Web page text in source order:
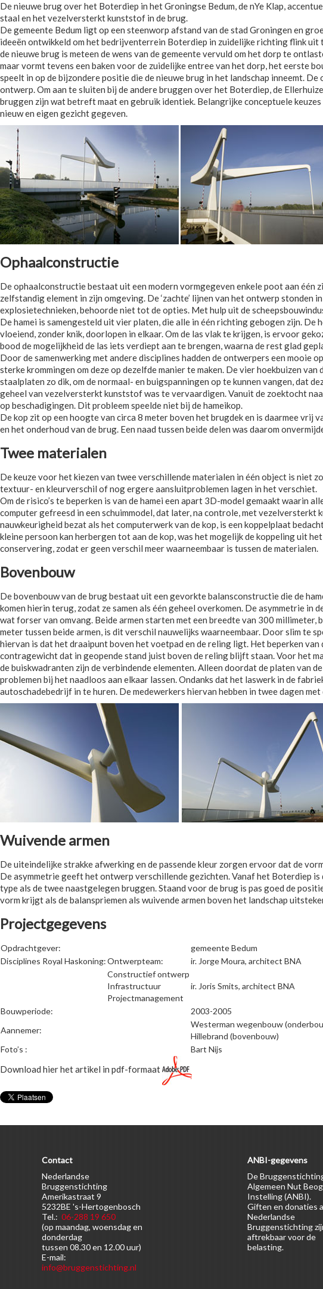
De nieuwe brug over het Boterdiep in het Groningse Bedum, de nYe Klap,
staal en het vezelversterkt kunststof in de brug.
De gemeente Bedum ligt op een steenworp afstand van de stad Groningen en
ideeën ontwikkeld om het bedrijventerrein Boterdiep in zuidelijke richting flink uit
de nieuwe brug is meteen de wens van de gemeente vervuld om het dorp te
maar vormt tevens een baken voor de zuidelijke entree van het dorp, het eerste
speelt in op de bijzondere positie die de nieuwe brug in het landschap inneemt.
ontwerp. Om aan te sluiten bij de andere bruggen over het Boterdiep, de
bruggen zijn wat betreft maat en gebruik identiek. Belangrijke conceptuele
nieuw en eigen gezicht gegeven.
Ophaalconstructie
De ophaalconstructie bestaat uit een modern vormgegeven enkele poot aan
zelfstandig element in zijn omgeving. De ‘zachte’ lijnen van het ontwerp
explosietechnieken, behoorde niet tot de opties. Met hulp uit de
De hamei is samengesteld uit vier platen, die alle in één richting gebogen zijn.
vloeiend, zonder knik, doorlopen in elkaar. Om de las vlak te krijgen, is ervoor
bood de mogelijkheid de las iets verdiept aan te brengen, waarna de rest glad
Door de samenwerking met andere disciplines hadden de ontwerpers een mooie
sterke krommingen om deze op dezelfde manier te maken. De vier hoekbuizen
staalplaten zo dik, om de normaal- en buigspanningen op te kunnen vangen, dat
geheel van vezelversterkt kunststof was te vervaardigen. Vanuit de zoektocht
op beschadigingen. Dit probleem speelde niet bij de hameikop.
De kop zit op een hoogte van circa 8 meter boven het brugdek en is daarmee vrij
en het onderhoud van de brug. Een naad tussen beide delen was daarom
Twee materialen
De keuze voor het kiezen van twee verschillende materialen in één object is niet
textuur- en kleurverschil of nog ergere aansluitproblemen lagen in het verschiet.
Om de risico’s te beperken is van de hamei een apart 3D-model gemaakt waarin
computer gefreesd in een schuimmodel, dat later, na controle, met
nauwkeurigheid bezat als het computerwerk van de kop, is een koppelplaat
kleine persoon kan herbergen tot aan de kop, was het mogelijk de koppeling uit
conservering, zodat er geen verschil meer waarneembaar is tussen de materialen.
Bovenbouw
De bovenbouw van de brug bestaat uit een gevorkte balansconstructie die de
komen hierin terug, zodat ze samen als één geheel overkomen. De asymmetrie
wat forser van omvang. Beide armen starten met een breedte van 300
meter tussen beide armen, is dit verschil nauwelijks waarneembaar. Door slim
hiervan is dat het draaipunt boven het voetpad en de reling ligt. Het beperken
contragewicht dat in geopende stand juist boven de reling blijft staan. Voor het
de buiskwadranten zijn de verbindende elementen. Alleen doordat de platen van
problemen bij het naadloos aan elkaar lassen. Ondanks dat het laswerk in de
autoschadebedrijf in te huren. De medewerkers hiervan hebben in twee dagen
Wuivende armen
De uiteindelijke strakke afwerking en de passende kleur zorgen ervoor dat de
De asymmetrie geeft het ontwerp verschillende gezichten. Vanaf het Boterdiep is
type als de twee naastgelegen bruggen. Staand voor de brug is pas goed de
vorm krijgt als de balanspriemen als wuivende armen boven het landschap
Projectgegevens
Opdrachtgever:
gemeente Bedum
Disciplines Royal Haskoning:Ontwerpteam:
ir. Jorge Moura, architect BNA
Constructief ontwerp
Infrastructuur
Projectmanagement
ir. Joris Smits, architect BNA
Bouwperiode:
2003-2005
Aannemer:
Westerman wegenbouw
Hillebrand (bovenbouw)
Foto’s :
Bart Nijs
Download hier het artikel in pdf-formaat
Contact
Nederlandse
Bruggenstichting
Amerikastraat 9
5232BE 's-Hertogenbosch
Tel.: 06-288 19 650
(op maandag, woensdag en
donderdag
tussen 08.30 en 12.00 uur)
E-mail:
info@bruggenstichting.nl
ANBI-gegevens
De
Algemeen Nut
Instelling (ANBI).
Giften en donaties
Nederlandse
Bruggenstichting
aftrekbaar voor de
belasting.